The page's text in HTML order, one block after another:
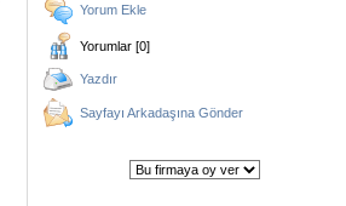
Yorum Ekle
Yorumlar [0]
Yazdır
Sayfayı Arkadaşına Gönder